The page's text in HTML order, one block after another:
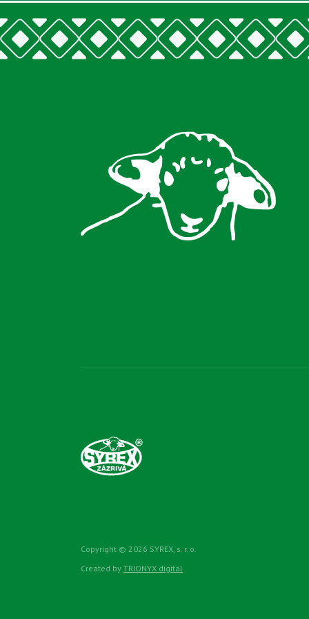
Copyright © 2026 SYREX, s. r. o.
Created by TRIONYX digital